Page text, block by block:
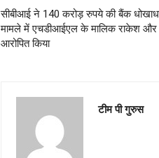
सीबीआई ने 140 करोड़ रुपये की बैंक
मामले में एचडीआईएल के मालिक राकेश और
आरोपित किया
टीम पी गुरुस